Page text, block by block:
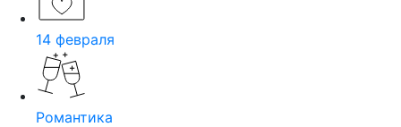
14 февраля
Романтика